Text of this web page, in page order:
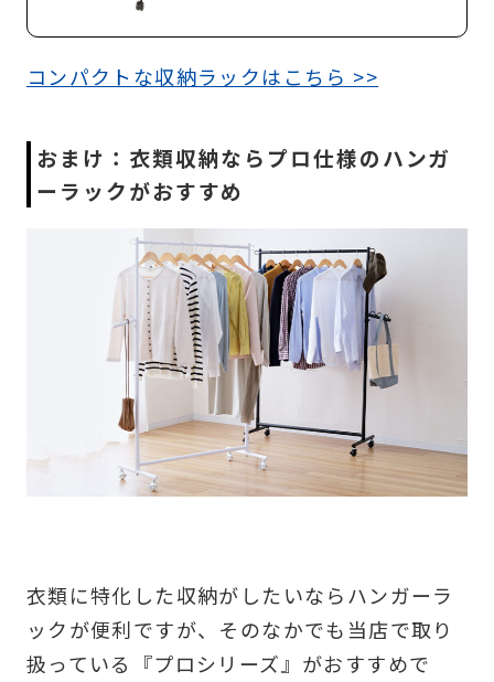
コンパクトな収納ラックはこちら >>
おまけ：衣類収納ならプロ仕様のハンガ
ーラックがおすすめ
衣類に特化した収納がしたいならハンガーラ
ックが便利ですが、そのなかでも当店で取り
扱っている『プロシリーズ』がおすすめで